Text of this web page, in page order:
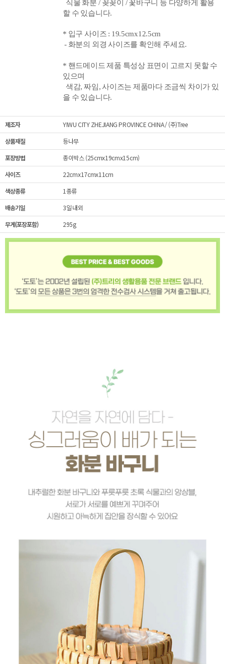
식물 화분 / 꽂꽂이 / 꽃바구니 등 다양하게 활용
할 수 있습니다.
* 입구 사이즈 : 19.5cmx12.5cm
- 화분의 외경 사이즈를 확인해 주세요.
* 핸드메이드 제품 특성상 표면이 고르지 못할 수
있으며
색감, 짜임, 사이즈는 제품마다 조금씩 차이가 있
을 수 있습니다.
제조자
YIWU CITY ZHEJIANG PROVINCE CHINA / (주)Tree
상품재질
등나무
포장방법
종이박스 (25cmx19cmx15cm)
사이즈
22cmx17cmx11cm
색상종류
1종류
배송기일
3일 내외
무게(포장포함)
295g